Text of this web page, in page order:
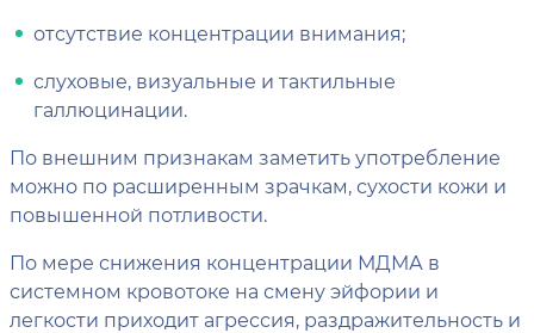
отсутствие концентрации внимания;
слуховые, визуальные и тактильные
галлюцинации.
По внешним признакам заметить употребление
можно по расширенным зрачкам, сухости кожи и
повышенной потливости.
По мере снижения концентрации МДМА в
системном кровотоке на смену эйфории и
легкости приходит агрессия, раздражительность и